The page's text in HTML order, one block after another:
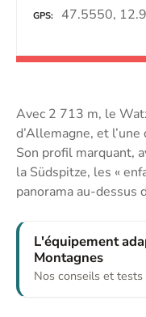
GPS 47.5550,
Avec 2 713 m, le
d’Allemagne, et
Son profil marquant,
la Südspitze, les «
panorama au-dessus
L'équipement
Montagnes
Nos conseils et tests